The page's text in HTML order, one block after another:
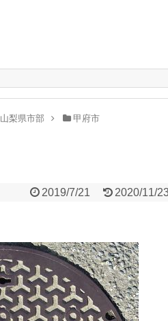
山梨県市部 甲府市
2019/7/21 2020/11/